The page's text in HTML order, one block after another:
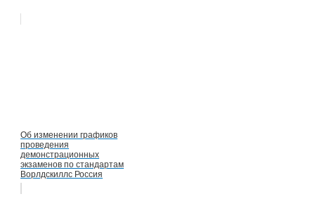
Об изменении графиков
проведения
демонстрационных
экзаменов по стандартам
Ворлдскиллс Россия